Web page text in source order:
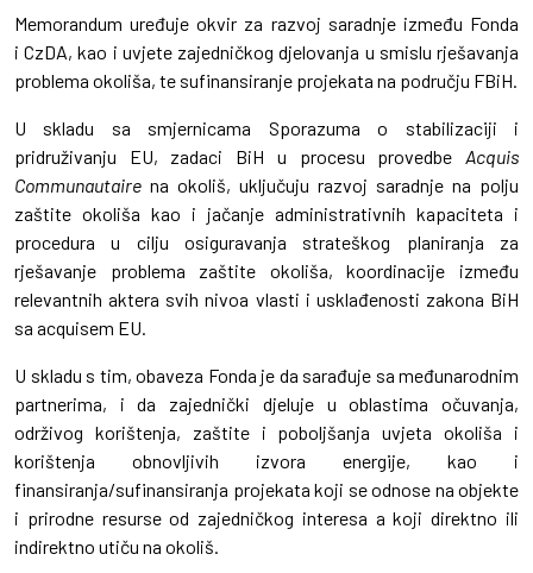
Memorandum uređuje okvir za razvoj saradnje između Fonda
i CzDA, kao i uvjete zajedničkog djelovanja u smislu rješavanja
problema okoliša, te sufinansiranje projekata na području FBiH.
U skladu sa smjernicama Sporazuma o stabilizaciji i
pridruživanju EU, zadaci BiH u procesu provedbe Acquis
Communautaire na okoliš, uključuju razvoj saradnje na polju
zaštite okoliša kao i jačanje administrativnih kapaciteta i
procedura u cilju osiguravanja strateškog planiranja za
rješavanje problema zaštite okoliša, koordinacije između
relevantnih aktera svih nivoa vlasti i usklađenosti zakona BiH
sa acquisem EU.
U skladu s tim, obaveza Fonda je da sarađuje sa međunarodnim
partnerima, i da zajednički djeluje u oblastima očuvanja,
održivog korištenja, zaštite i poboljšanja uvjeta okoliša i
korištenja obnovljivih izvora energije, kao i
finansiranja/sufinansiranja projekata koji se odnose na objekte
i prirodne resurse od zajedničkog interesa a koji direktno ili
indirektno utiču na okoliš.